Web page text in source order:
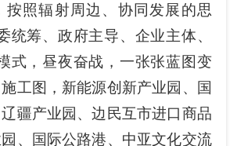
按照辐射周边、协同发展的思
统筹、政府主导、企业主体、
式，昼夜奋战，一张张蓝图变
工图，新能源创新产业园、国
疆产业园、边民互市进口商品
、国际公路港、中亚文化交流